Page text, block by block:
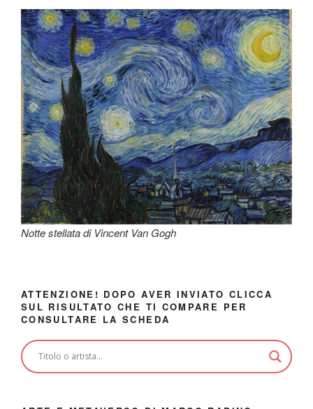
Notte stellata di Vincent Van Gogh
ATTENZIONE! DOPO AVER INVIATO CLICCA
SUL RISULTATO CHE TI COMPARE PER
CONSULTARE LA SCHEDA